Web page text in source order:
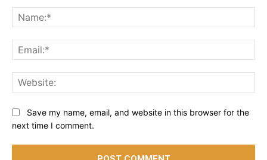
Save my name, email, and website in this browser for the
next time I comment.